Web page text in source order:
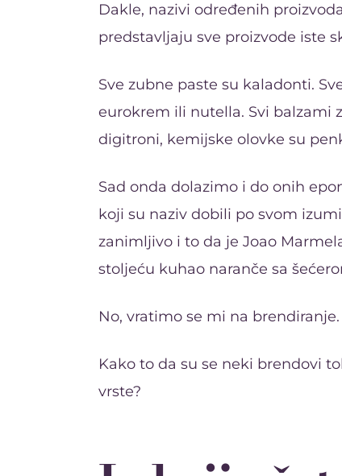
Dakle, nazivi određenih
predstavljaju sve proizvode iste
Sve zubne paste su kaladonti.
eurokrem ili nutella. Svi balzami
digitroni, kemijske olovke su
Sad onda dolazimo i do onih
koji su naziv dobili po svom
zanimljivo i to da je Joao
stoljeću kuhao naranče sa
No, vratimo se mi na brendiranje.
Kako to da su se neki brendovi
vrste?